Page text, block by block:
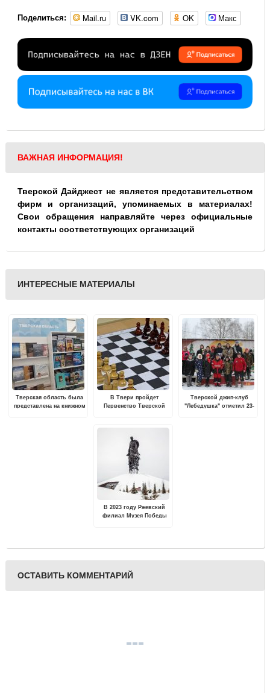
Поделиться: Mail.ru VK.com OK Макс
ВАЖНАЯ ИНФОРМАЦИЯ!
Тверской Дайджест не является представительством
фирм и организаций, упоминаемых в материалах!
Свои обращения направляйте через официальные
контакты соответствующих организаций
ИНТЕРЕСНЫЕ МАТЕРИАЛЫ
Тверская область была
представлена на книжном
В Твери пройдет
Первенство Тверской
Тверской джип-клуб
"Лебедушка" отметил 23-
В 2023 году Ржевский
филиал Музея Победы
ОСТАВИТЬ КОММЕНТАРИЙ